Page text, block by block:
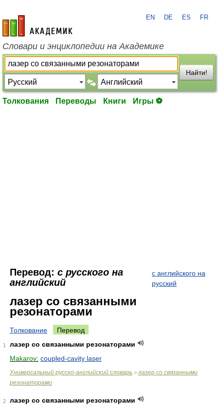
academic.ru
EN DE ES FR
Словари и энциклопедии на Академике
Найти!
Толкования Переводы Книги Игры ⚽
Перевод: с русского на
английский
с английского на
русский
лазер со связанными
резонаторами
Толкование Перевод
1
лазер co связанными резонаторами
Makarov: coupled-cavity laser
Универсальный русско-английский словарь > лазер co связанными
резонаторами
2
лазер со связанными резонаторами